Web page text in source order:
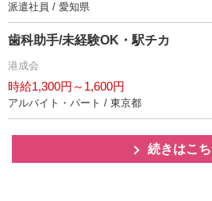
派遣社員 / 愛知県
歯科助手/未経験OK・駅チカ
港成会
時給1,300円～1,600円
アルバイト・パート / 東京都
続きはこ